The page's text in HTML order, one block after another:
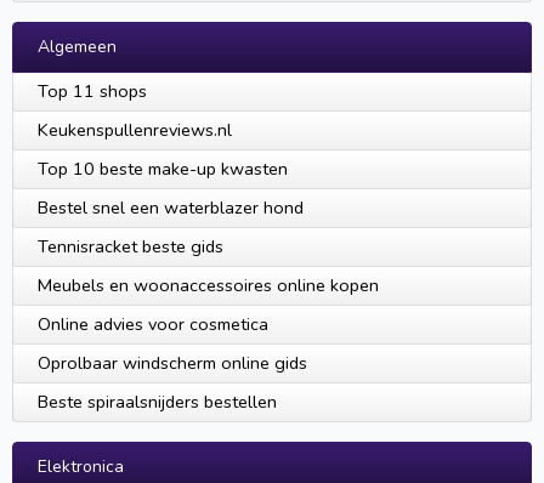
Algemeen
Top 11 shops
Keukenspullenreviews.nl
Top 10 beste make-up kwasten
Bestel snel een waterblazer hond
Tennisracket beste gids
Meubels en woonaccessoires online kopen
Online advies voor cosmetica
Oprolbaar windscherm online gids
Beste spiraalsnijders bestellen
Elektronica